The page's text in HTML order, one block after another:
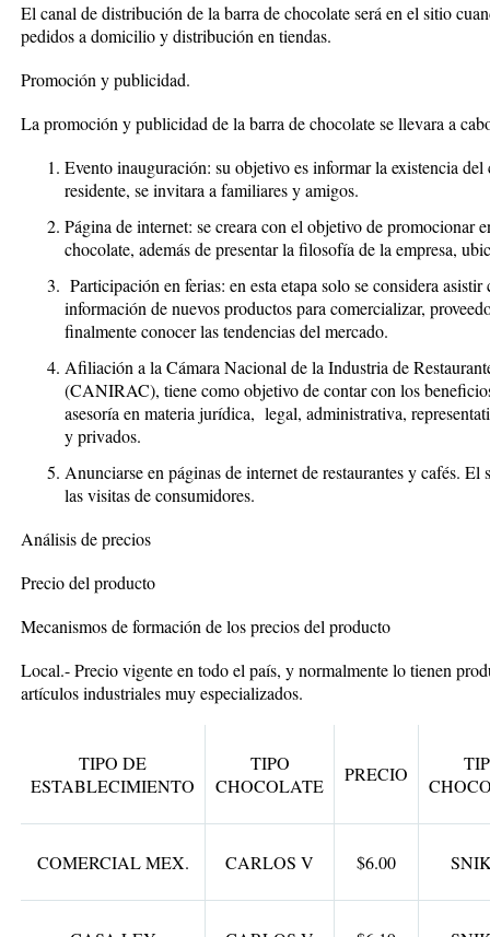
El canal de distribución de la barra de chocolate será en el sitio
pedidos a domicilio y distribución en tiendas.
Promoción y publicidad.
La promoción y publicidad de la barra de chocolate se llevara a
Evento inauguración: su objetivo es informar la existencia
residente, se invitara a familiares y amigos.
Página de internet: se creara con el objetivo de promocionar
chocolate, además de presentar la filosofía de la empresa,
Participación en ferias: en esta etapa solo se considera
información de nuevos productos para comercializar,
finalmente conocer las tendencias del mercado.
Afiliación a la Cámara Nacional de la Industria de
(CANIRAC), tiene como objetivo de contar con los
asesoría en materia jurídica, legal, administrativa,
y privados.
Anunciarse en páginas de internet de restaurantes y cafés.
las visitas de consumidores.
Análisis de precios
Precio del producto
Mecanismos de formación de los precios del producto
Local.- Precio vigente en todo el país, y normalmente lo tienen
artículos industriales muy especializados.
TIPO DE
ESTABLECIMIENTO
TIPO
CHOCOLATE
PRECIO
COMERCIAL MEX. CARLOS V $6.00